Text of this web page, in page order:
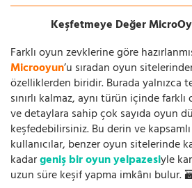
Keşfetmeye Değer
Farklı oyun zevklerine göre
Microoyun’u sıradan oyun
özelliklerden biridir. Burada yalnızca
sınırlı kalmaz, aynı türün içinde
ve detaylara sahip çok sayıda oyun
keşfedebilirsiniz. Bu derin ve
kullanıcılar, benzer oyun sitelerinde
kadargeniş bir oyun yelpazesiyle
uzun süre keşif yapma imkânı bulur.